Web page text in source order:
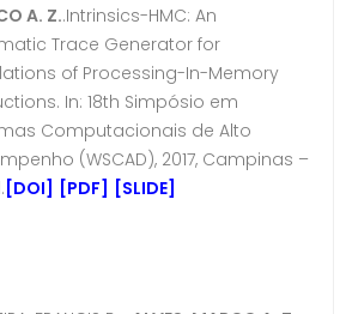
A. Z..Intrinsics-HMC: An
Trace Generator for
of Processing-In-Memory
In: 18th Simpósio em
Computacionais de Alto
(WSCAD), 2017, Campinas –
[DOI] [PDF] [SLIDE]